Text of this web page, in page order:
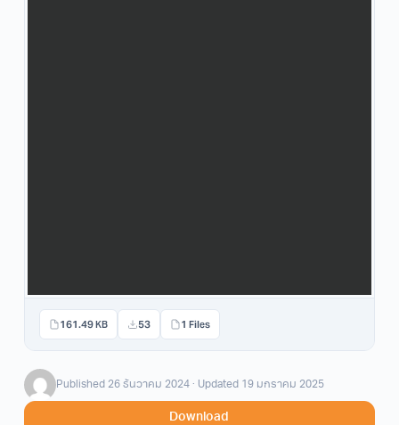
161.49 KB 53 1 Files
Published 26 ธันวาคม 2024 · Updated 19 มกราคม 2025
Download